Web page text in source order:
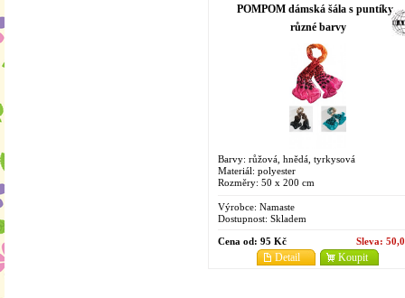
POMPOM dámská šála s puntíky -
různé barvy
Barvy: růžová, hnědá, tyrkysová
Materiál: polyester
Rozměry: 50 x 200 cm
Výrobce: Namaste
Dostupnost: Skladem
Cena od: 95 Kč Sleva:
Koupit
Detail